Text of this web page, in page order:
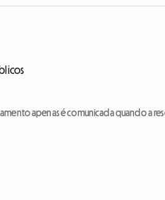
apenas é comunicada quando a